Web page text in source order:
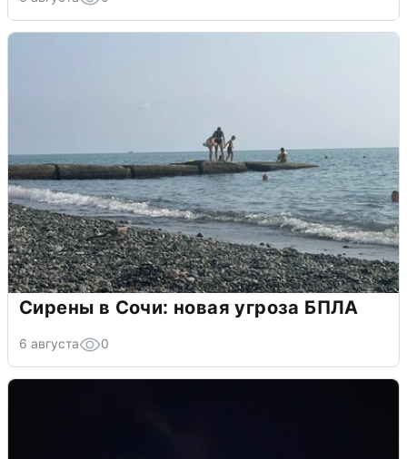
Сирены в Сочи: новая угроза БПЛА
6 августа 0